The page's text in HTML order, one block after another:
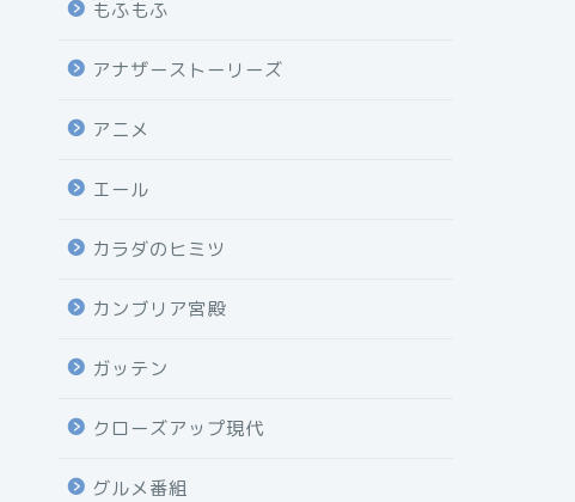
もふもふ
アナザーストーリーズ
アニメ
エール
カラダのヒミツ
カンブリア宮殿
ガッテン
クローズアップ現代
グルメ番組